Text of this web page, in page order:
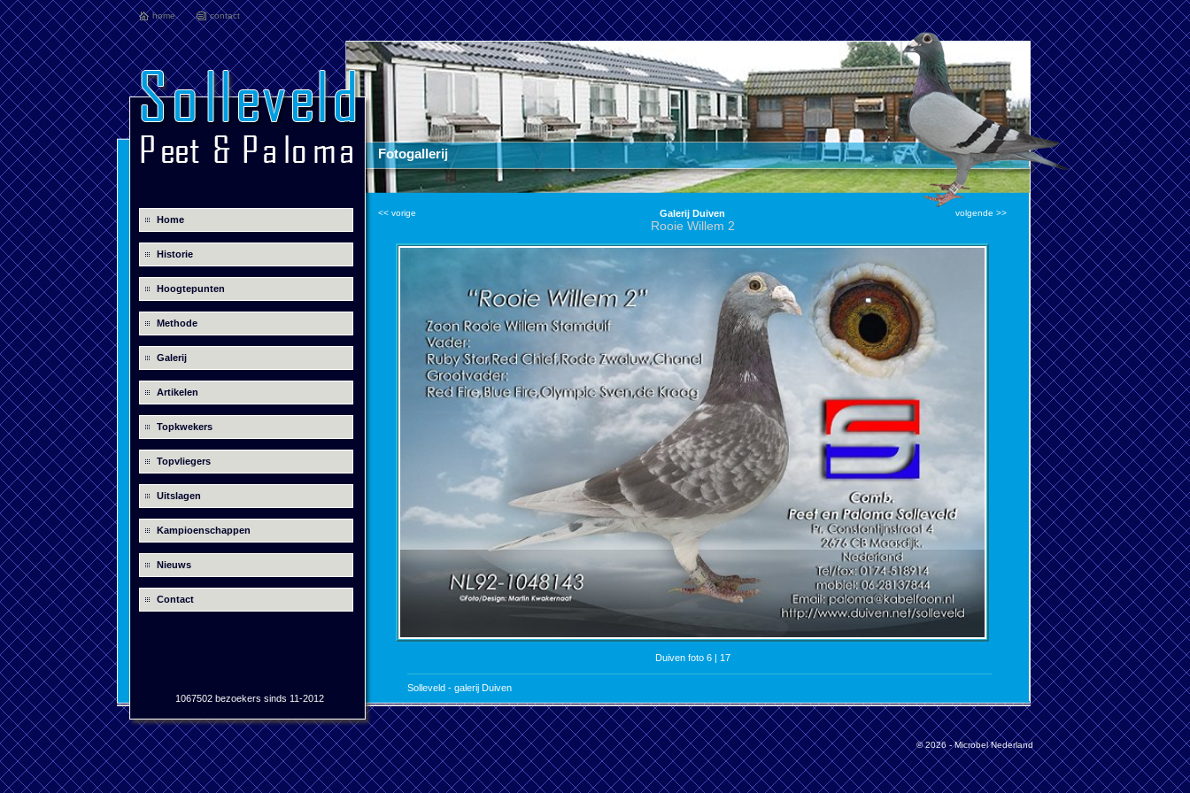
home contact
Fotogallerij
Home
Historie
Hoogtepunten
Methode
Galerij
Artikelen
Topkwekers
Topvliegers
Uitslagen
Kampioenschappen
Nieuws
Contact
<< vorige Galerij Duiven
Rooie Willem 2
volgende >>
Duiven foto 6 | 17
Solleveld - galerij Duiven
1067502 bezoekers sinds 11-2012
© 2026 -Microbel Nederland